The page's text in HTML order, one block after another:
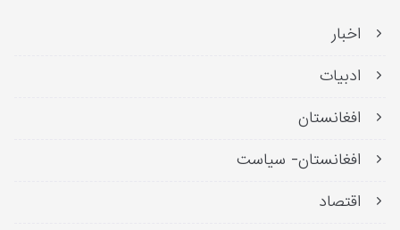
اخبار
ادبیات
افغانستان
افغانستان- سیاست
اقتصاد